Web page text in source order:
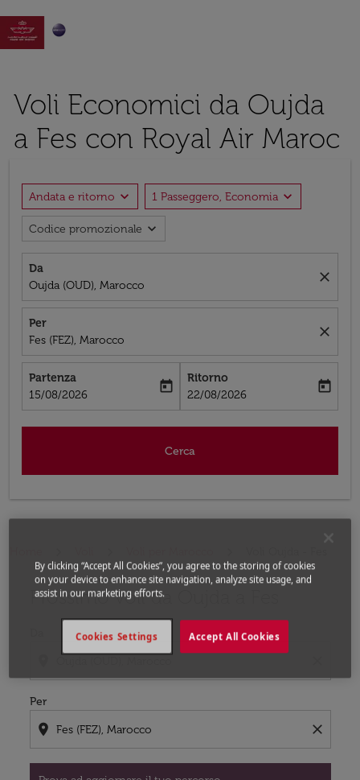

Voli Economici da Oujda
a Fes con Royal Air Maroc
Andata e ritorno expand_more 1 Passeggero, Economia expand_more
Codice promozionale expand_more
Da
Oujda (OUD), Marocco
close
Per
Fes (FEZ), Marocco
close
Partenza
fc-booking-departure-date-aria-label
15/08/2026
today
Ritorno
fc-booking-return-date-aria-label
22/08/2026
today
Cerca
Prossimo voli da Oujda a Fes
Per
location_on close
Prova ad aggiornare il tuo percorso (origine e/o
By clicking “Accept All Cookies”, you agree to the storing of cookies
on your device to enhance site navigation, analyze site usage, and
assist in our marketing efforts.
Accept All Cookies
Cookies Settings